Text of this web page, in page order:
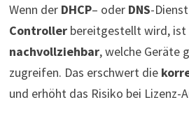
Wenn der DHCP– oder DNS-
Controllerbereitgestellt wird, ist
nachvollziehbar, welche Geräte
zugreifen. Das erschwert die
und erhöht das Risiko bei Lizenz-